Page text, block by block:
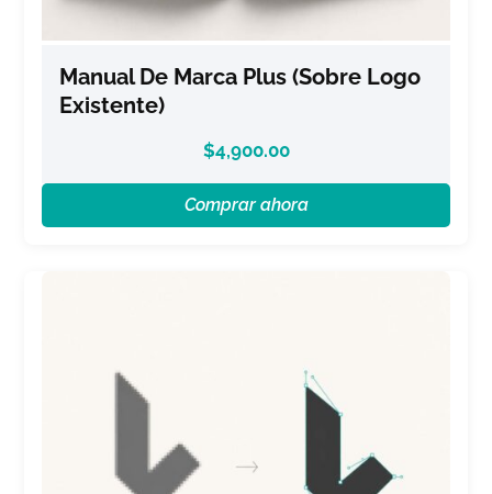
Manual De Marca Plus (sobre Logo
Existente)
$4,900.00
Comprar ahora